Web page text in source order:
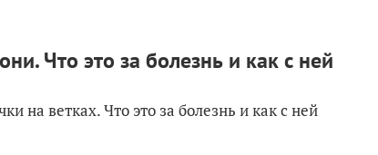
Что это за болезнь и как с ней
на ветках. Что это за болезнь и как с ней